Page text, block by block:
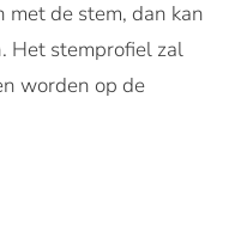
de stem, dan kan
Het stemprofiel zal
worden op de